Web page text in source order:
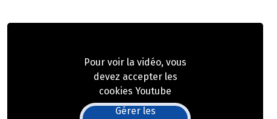
Pour voir la vidéo, vous
devez accepter les
cookies Youtube
Gérer les